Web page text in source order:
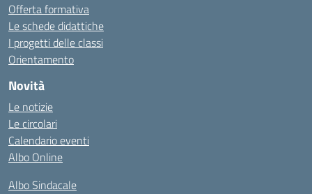
Offerta formativa
Le schede didattiche
I progetti delle classi
Orientamento
Novità
Le notizie
Le circolari
Calendario eventi
Albo Online
Albo Sindacale